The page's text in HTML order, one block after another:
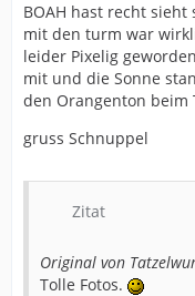
BOAH hast recht
mit den turm war
leider Pixelig
mit und die Sonne
den Orangenton beim
gruss Schnuppel
Zitat
Original von
Tolle Fotos.